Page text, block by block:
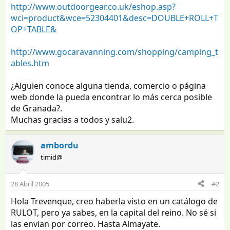
http://www.outdoorgear.co.uk/eshop.asp?
wci=product&wce=52304401&desc=DOUBLE+ROLL+T
OP+TABLE&
http://www.gocaravanning.com/shopping/camping_t
ables.htm
¿Alguien conoce alguna tienda, comercio o página
web donde la pueda encontrar lo más cerca posible
de Granada?.
Muchas gracias a todos y salu2.
ambordu
timid@
28 Abril 2005 #2
Hola Trevenque, creo haberla visto en un catálogo de
RULOT, pero ya sabes, en la capital del reino. No sé si
las envian por correo. Hasta Almayate.